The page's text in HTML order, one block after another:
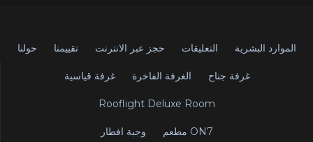
حولنا تقييمنا حجز عبر الانترنت التعليقات الموارد البشرية
غرفة قياسية الغرفة الفاخرة غرفة جناح
Rooflight Deluxe Room
وجبة افطار مطعم ON7